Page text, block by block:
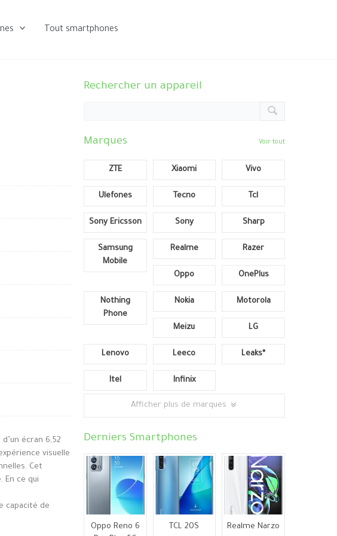
Tout smartphones
écran 6,52
visuelle
Cet
En ce qui
capacité de
Rechercher un appareil
Marques Voir tout
ZTE Xiaomi Vivo
Ulefones Tecno Tcl
Sony Ericsson Sony Sharp
Samsung
Mobile
Realme Razer
Oppo OnePlus
Nothing
Phone
Nokia Motorola
Meizu LG
Lenovo Leeco Leaks*
Itel Infinix
Afficher plus de marques
Derniers Smartphones
Oppo Reno 6
TCL 20S Realme Narzo